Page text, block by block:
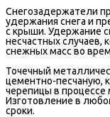
Снегозадержатели
удержания снега и
с крыши. Удержание
несчастных случаев,
снежных масс во
Точечный
цементно-песчаную,
черепицы в процессе
Изготовление в
сроки.